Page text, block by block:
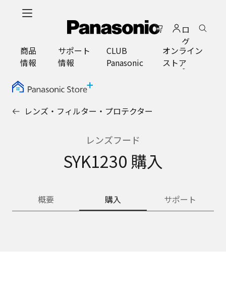
ロ
グ
イ
ン
商品
情報
サポート
情報
CLUB
Panasonic
オンライン
ストア
レンズ・フィルター・プロテクター
レンズフード
SYK1230 購入
概要 購入 サポート